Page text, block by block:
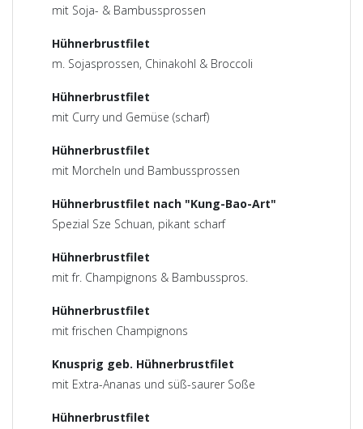
mit Soja- & Bambussprossen
Hühnerbrustfilet
m. Sojasprossen, Chinakohl & Broccoli
Hühnerbrustfilet
mit Curry und Gemüse (scharf)
Hühnerbrustfilet
mit Morcheln und Bambussprossen
Hühnerbrustfilet nach "Kung-Bao-Art"
Spezial Sze Schuan, pikant scharf
Hühnerbrustfilet
mit fr. Champignons & Bambusspros.
Hühnerbrustfilet
mit frischen Champignons
Knusprig geb. Hühnerbrustfilet
mit Extra-Ananas und süß-saurer Soße
Hühnerbrustfilet